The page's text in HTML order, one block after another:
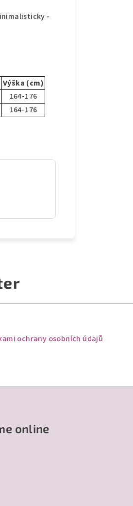
-
Výška (cm)
164-176
164-176
ochrany osobních údajů
online